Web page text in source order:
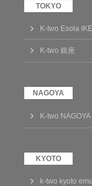
K-two Esola
K-two 銀座
K-two
k-two kyoto emu